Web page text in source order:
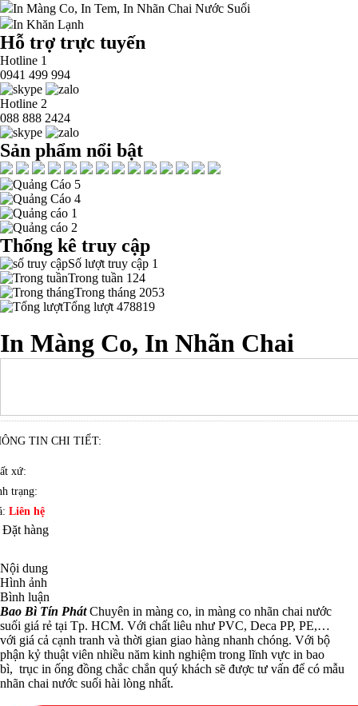
In Màng Co, In Tem, In Nhãn Chai Nước Suối
In Khăn Lạnh
Hỗ trợ trực tuyến
Hotline 1
0941 499 994
Hotline 2
088 888 2424
Sản phẩm nổi bật
Thống kê truy cập
Số lượt truy cập 1
Trong tuần 124
Trong tháng 2053
Tổng lượt 478819
In Màng Co, In Nhãn Chai
TIN CHI TIẾT:
xứ:
trạng:
Liên hệ
Đặt hàng
Nội dung
Hình ảnh
Bình luận
Bao Bì Tín PhátChuyên in màng co, in màng co nhãn chai nước
suối giá rẻ tại Tp. HCM. Với chất liêu như PVC, Deca PP, PE,…
với giá cả cạnh tranh và thời gian giao hàng nhanh chóng. Với bộ
phận kỷ thuật viên nhiều năm kinh nghiệm trong lĩnh vực in bao
bì, trục in ống đồng chắc chắn quý khách sẽ được tư vấn để có mẫu
nhãn chai nước suối hài lòng nhất.